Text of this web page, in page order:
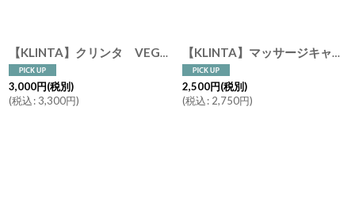
【KLINTA】クリンタ VEGAN マッサージキャンドル 90ml 18H ビーガン
3,000円(税別)
(税込: 3,300円)
【KLINTA】マッサージキャンドル 90ml アロマキャンドル Just a little something メッセージ パッケージ
2,500円(税別)
(税込: 2,750円)